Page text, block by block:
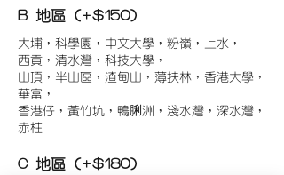
B 地區 (+$150)
大埔，科學園，中文大學，粉嶺，上水，
西貢，清水灣，科技大學，
山頂，半山區，渣甸山，薄扶林，香港大學，
華富，
香港仔，黃竹坑，鴨脷洲，淺水灣，深水灣，
赤柱
C 地區 (+$180)